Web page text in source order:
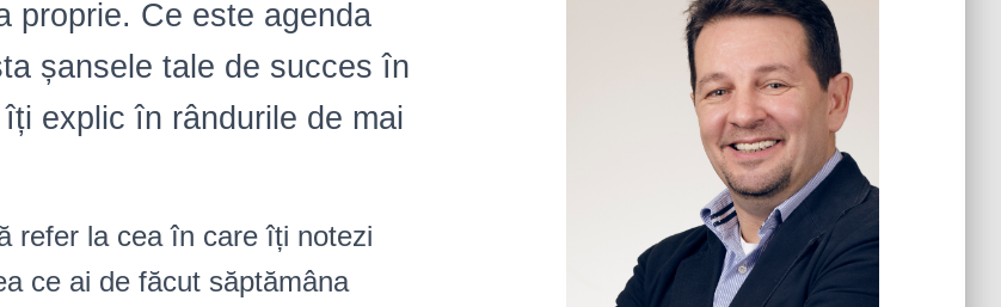
proprie. Ce este agenda
șansele tale de succes în
explic în rândurile de mai
refer la cea în care îți notezi
ce ai de făcut săptămâna